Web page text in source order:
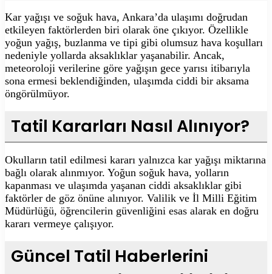
Kar yağışı ve soğuk hava, Ankara’da ulaşımı doğrudan
etkileyen faktörlerden biri olarak öne çıkıyor. Özellikle
yoğun yağış, buzlanma ve tipi gibi olumsuz hava koşulları
nedeniyle yollarda aksaklıklar yaşanabilir. Ancak,
meteoroloji verilerine göre yağışın gece yarısı itibarıyla
sona ermesi beklendiğinden, ulaşımda ciddi bir aksama
öngörülmüyor.
Tatil Kararları Nasıl Alınıyor?
Okulların tatil edilmesi kararı yalnızca kar yağışı miktarına
bağlı olarak alınmıyor. Yoğun soğuk hava, yolların
kapanması ve ulaşımda yaşanan ciddi aksaklıklar gibi
faktörler de göz önüne alınıyor. Valilik ve İl Milli Eğitim
Müdürlüğü, öğrencilerin güvenliğini esas alarak en doğru
kararı vermeye çalışıyor.
Güncel Tatil Haberlerini